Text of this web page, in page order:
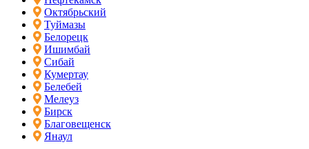
Октябрьский
Туймазы
Белорецк
Ишимбай
Сибай
Кумертау
Белебей
Мелеуз
Бирск
Благовещенск
Янаул